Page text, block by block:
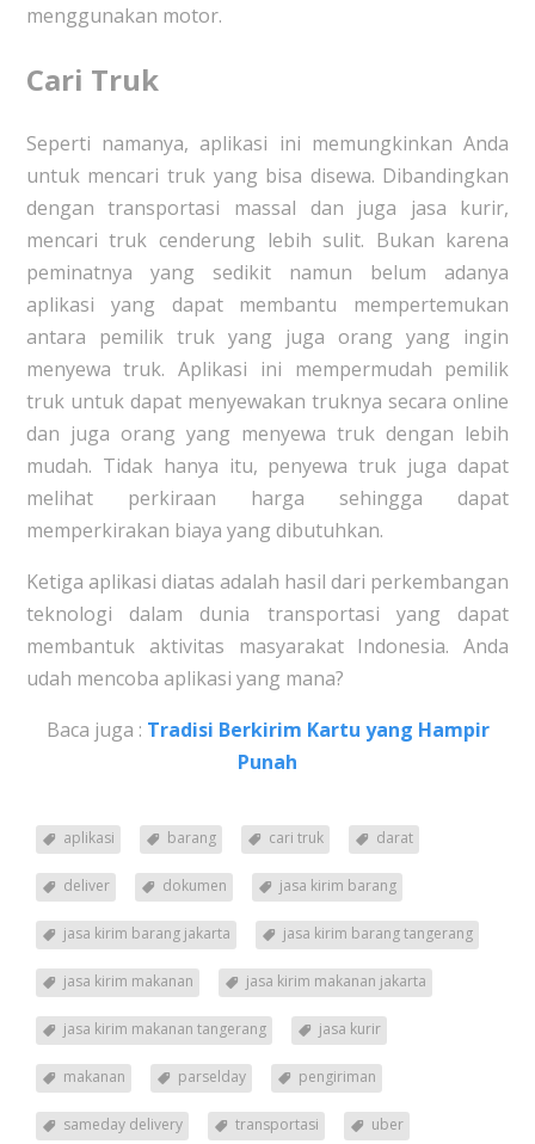
menggunakan motor.
Cari Truk
Seperti namanya, aplikasi ini memungkinkan Anda
untuk mencari truk yang bisa disewa. Dibandingkan
dengan transportasi massal dan juga jasa kurir,
mencari truk cenderung lebih sulit. Bukan karena
peminatnya yang sedikit namun belum adanya
aplikasi yang dapat membantu mempertemukan
antara pemilik truk yang juga orang yang ingin
menyewa truk. Aplikasi ini mempermudah pemilik
truk untuk dapat menyewakan truknya secara online
dan juga orang yang menyewa truk dengan lebih
mudah. Tidak hanya itu, penyewa truk juga dapat
melihat perkiraan harga sehingga dapat
memperkirakan biaya yang dibutuhkan.
Ketiga aplikasi diatas adalah hasil dari perkembangan
teknologi dalam dunia transportasi yang dapat
membantuk aktivitas masyarakat Indonesia. Anda
udah mencoba aplikasi yang mana?
Baca juga : Tradisi Berkirim Kartu yang Hampir
Punah
aplikasi barang cari truk darat
deliver dokumen jasa kirim barang
jasa kirim barang jakarta jasa kirim barang tangerang
jasa kirim makanan jasa kirim makanan jakarta
jasa kirim makanan tangerang jasa kurir
makanan parselday pengiriman
sameday delivery transportasi uber